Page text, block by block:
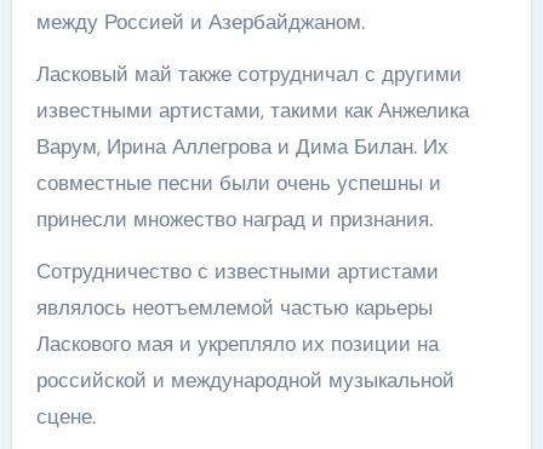
между Россией и Азербайджаном.
Ласковый май также сотрудничал с другими
известными артистами, такими как Анжелика
Варум, Ирина Аллегрова и Дима Билан. Их
совместные песни были очень успешны и
принесли множество наград и признания.
Сотрудничество с известными артистами
являлось неотъемлемой частью карьеры
Ласкового мая и укрепляло их позиции на
российской и международной музыкальной
сцене.